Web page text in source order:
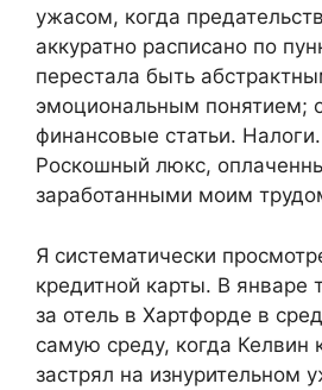
ужасом, когда
аккуратно расписано по
перестала быть
эмоциональным понятием;
финансовые статьи.
Роскошный люкс,
заработанными моим
Я систематически
кредитной карты. В январе
за отель в Хартфорде в
самую среду, когда Келвин
застрял на изнурительном